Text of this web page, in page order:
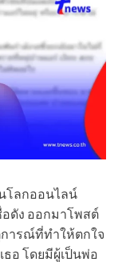
โลกออนไลน์
อดัง ออกมาโพสต์
การณ์ที่ทำให้ตกใจ
ธอ โดยมีผู้เป็นพ่อ